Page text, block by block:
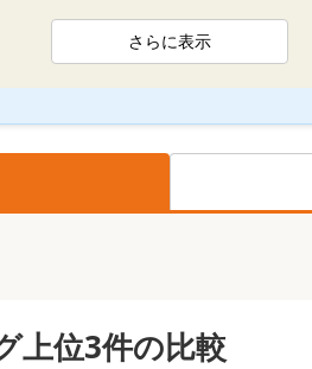
さらに表示
上位3件の比較